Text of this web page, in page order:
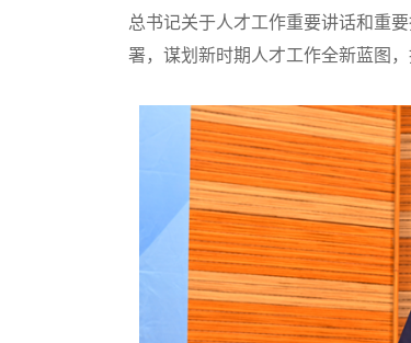
总书记关于人才工作重要讲话和重
署，谋划新时期人才工作全新蓝图